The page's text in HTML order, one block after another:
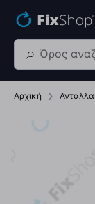
Αρχική